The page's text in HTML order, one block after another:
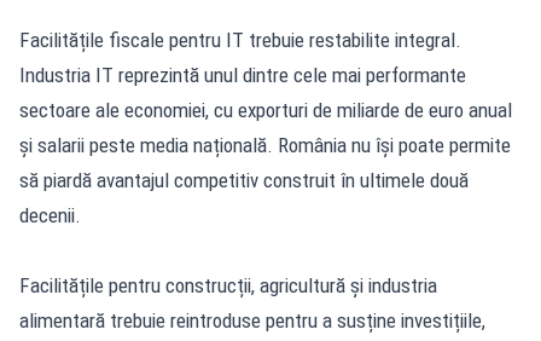
Facilitățile fiscale pentru IT trebuie restabilite integral.
Industria IT reprezintă unul dintre cele mai performante
sectoare ale economiei, cu exporturi de miliarde de euro anual
și salarii peste media națională. România nu își poate permite
să piardă avantajul competitiv construit în ultimele două
decenii.
Facilitățile pentru construcții, agricultură și industria
alimentară trebuie reintroduse pentru a susține investițiile,